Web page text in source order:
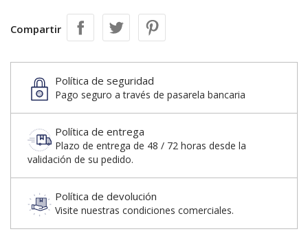
Compartir
Política de seguridad
Pago seguro a través de pasarela bancaria
Política de entrega
Plazo de entrega de 48 / 72 horas desde la
validación de su pedido.
Política de devolución
Visite nuestras condiciones comerciales.